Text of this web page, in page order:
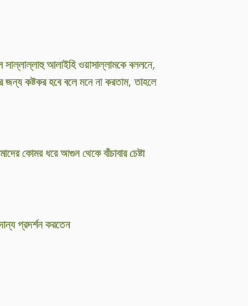
আলাইহি ওয়াসাল্লামকে বললনে,
জন্য কষ্টকর হবে বলে মনে না করতাম, তাহলে
কোমর ধরে আগুন থেকে বাঁচাবার চেষ্টা
প্রদর্শন করতেন